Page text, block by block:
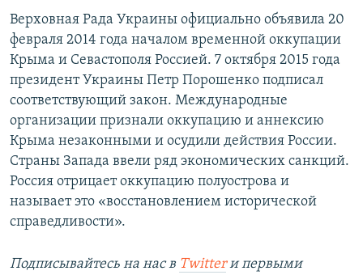
Верховная Рада Украины официально объявила 20
февраля 2014 года началом временной оккупации
Крыма и Севастополя Россией. 7 октября 2015 года
президент Украины Петр Порошенко подписал
соответствующий закон. Международные
организации признали оккупацию и аннексию
Крыма незаконными и осудили действия России.
Страны Запада ввели ряд экономических санкций.
Россия отрицает оккупацию полуострова и
называет это «восстановлением исторической
справедливости».
Подписывайтесь на наc в Twitterи первыми